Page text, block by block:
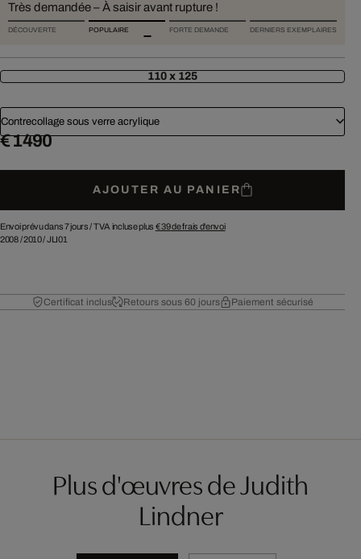
Très demandée – À saisir avant rupture !
DÉCOUVERTE POPULAIRE FORTE DEMANDE DERNIERS EXEMPLAIRES
110 x 125
Contrecollage sous verre acrylique
€ 1 490
AJOUTER AU PANIER
Envoi prévu dans 7 jours /TVA incluse plus € 39de frais d'envoi
2008/2010/JLI01
Certificat inclus Retours sous 60 jours Paiement sécurisé
Plus d'œuvres de Judith
Lindner